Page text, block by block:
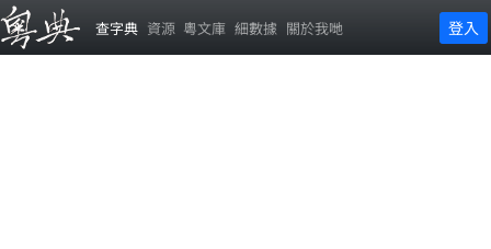
查字典 資源 粵文庫 細數據 關於我哋 登入